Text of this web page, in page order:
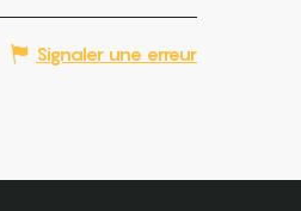
Signaler une erreur